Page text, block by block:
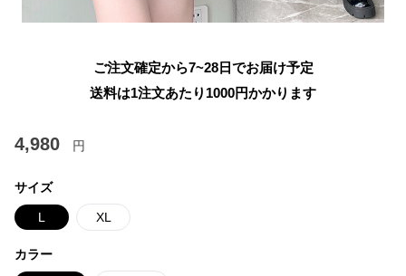
ご注文確定から7~28日でお届け予定
送料は1注文あたり 1000円かかります
4,980 円
サイズ
L XL
カラー